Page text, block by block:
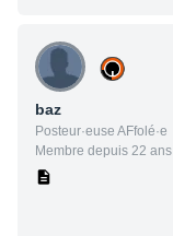
baz
Posteur·euse AFfolé·e
Membre depuis 22 ans